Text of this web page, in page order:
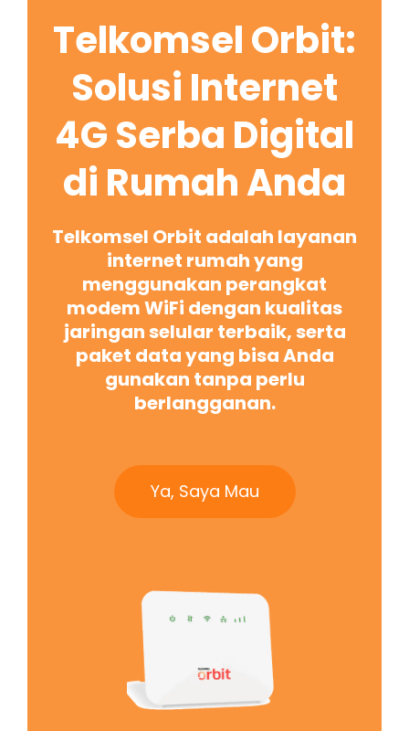
Telkomsel Orbit:
Solusi Internet
4G Serba Digital
di Rumah Anda
Telkomsel Orbit adalah layanan
internet rumah yang
menggunakan perangkat
modem WiFi dengan kualitas
jaringan selular terbaik, serta
paket data yang bisa Anda
gunakan tanpa perlu
berlangganan.
Ya, Saya Mau